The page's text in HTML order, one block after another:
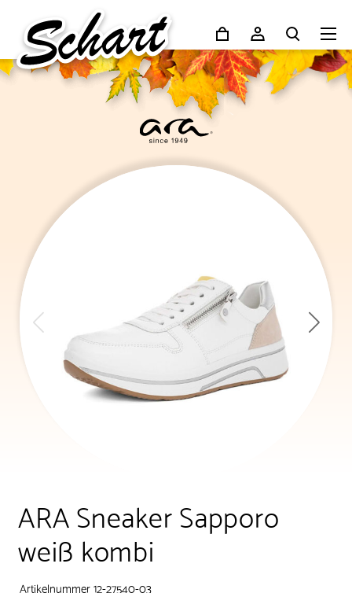
ARA Sneaker Sapporo
weiß kombi
Artikelnummer 12-27540-03